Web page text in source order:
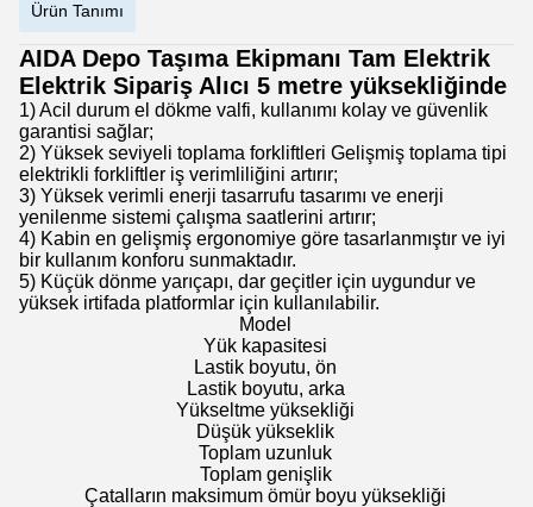
Ürün Tanımı
AIDA Depo Taşıma Ekipmanı Tam Elektrik
Elektrik Sipariş Alıcı 5 metre yüksekliğinde
1) Acil durum el dökme valfi, kullanımı kolay ve güvenlik
garantisi sağlar;
2) Yüksek seviyeli toplama forkliftleri Gelişmiş toplama tipi
elektrikli forkliftler iş verimliliğini artırır;
3) Yüksek verimli enerji tasarrufu tasarımı ve enerji
yenilenme sistemi çalışma saatlerini artırır;
4) Kabin en gelişmiş ergonomiye göre tasarlanmıştır ve iyi
bir kullanım konforu sunmaktadır.
5) Küçük dönme yarıçapı, dar geçitler için uygundur ve
yüksek irtifada platformlar için kullanılabilir.
Model
Yük kapasitesi
Lastik boyutu, ön
Lastik boyutu, arka
Yükseltme yüksekliği
Düşük yükseklik
Toplam uzunluk
Toplam genişlik
Çatalların maksimum ömür boyu yüksekliği